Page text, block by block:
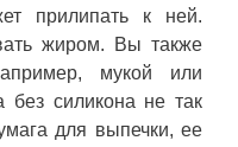
прилипать к ней.
жиром. Вы также
мукой или
без силикона не так
для выпечки, ее